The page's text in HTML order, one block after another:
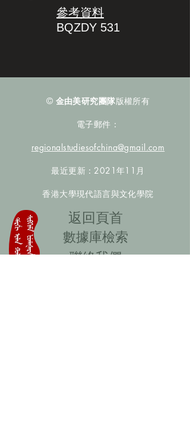
參考資料
BQZDY 531
© 金由美研究團隊版權所有
電子郵件：
regionalstudiesofchina@gmail.com
最近更新：2021年11月
香港大學現代語言與文化學院
​返回頁首
數據庫檢索
聯絡我們